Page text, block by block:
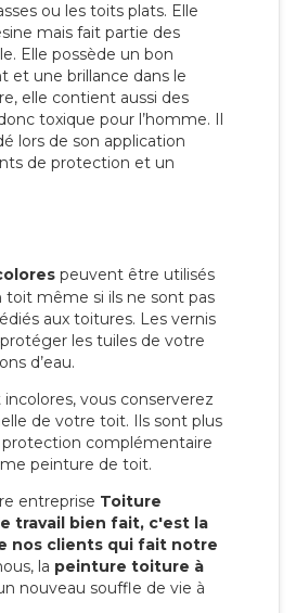
ou les toits plats. Elle
mais fait partie des
Elle possède un bon
et une brillance dans le
elle contient aussi des
toxique pour l’homme. Il
lors de son application
de protection et un
peuvent être utilisés
toit même si ils ne sont pas
aux toitures. Les vernis
les tuiles de votre
d’eau.
vous conserverez
de votre toit. Ils sont plus
complémentaire
peinture de toit.
entreprise Toiture
travail bien fait, c'est la
nos clients qui fait notre
la peinture toiture à
nouveau souffle de vie à